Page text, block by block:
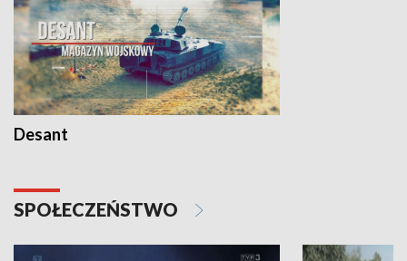
Desant
SPOŁECZEŃSTWO